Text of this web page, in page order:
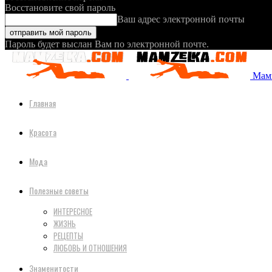
Восстановите свой пароль
Ваш адрес электронной почты
Пароль будет выслан Вам по электронной почте.
Главная
Красота
Мода
Полезные советы
ИНТЕРЕСНОЕ
ЖИЗНЬ
РЕЦЕПТЫ
ЛЮБОВЬ И ОТНОШЕНИЯ
Знаменитости